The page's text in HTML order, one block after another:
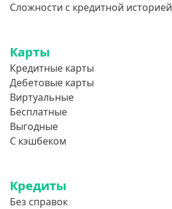
Сложности с кредитной историей
Карты
Кредитные карты
Дебетовые карты
Виртуальные
Бесплатные
Выгодные
С кэшбеком
Кредиты
Без справок